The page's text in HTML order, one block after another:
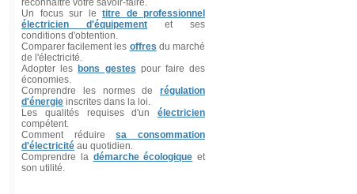
reconnaître votre savoir-faire.
Un focus sur le titre de professionnel
électricien d'équipement et ses
conditions d'obtention.
Comparer facilement les offres du marché
de l'électricité.
Adopter les bons gestes pour faire des
économies.
Comprendre les normes de régulation
d'énergie inscrites dans la loi.
Les qualités requises d'un électricien
compétent.
Comment réduiresa consommation
d'électricité au quotidien.
Comprendre la démarche écologique et
son utilité.